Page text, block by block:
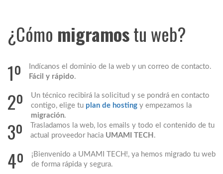
¿Cómo migramostu web?
1º
Indícanos el dominio de la web y un correo de contacto.
Fácil y rápido.
2º
Un técnico recibirá la solicitud y se pondrá en contacto
contigo, elige tu plan de hosting y empezamos la
migración.
3º
Trasladamos la web, los emails y todo el contenido de tu
actual proveedor hacia UMAMI TECH .
4º
¡Bienvenido a UMAMI TECH!, ya hemos migrado tu web
de forma rápida y segura.